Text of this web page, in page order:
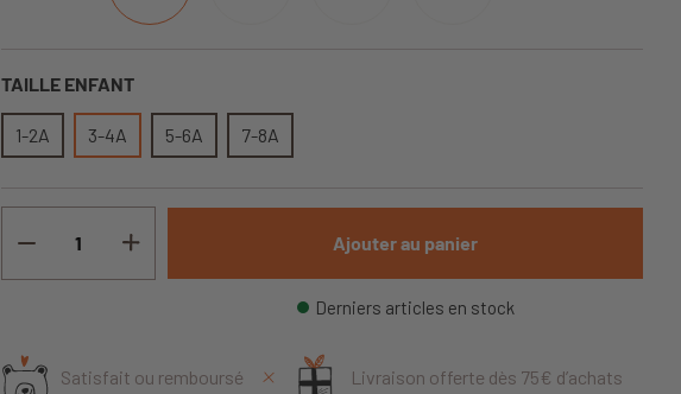
TAILLE ENFANT
1-2A 3-4A 5-6A 7-8A
Ajouter au panier
Derniers articles en stock
Satisfait ou remboursé Livraison offerte dès 75€ d’achats